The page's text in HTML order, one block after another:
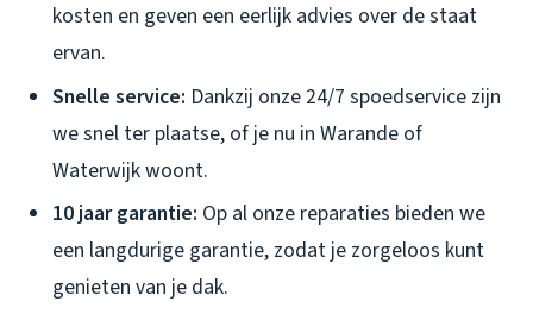
kosten en geven een eerlijk advies over de staat
ervan.
Snelle service: Dankzij onze 24/7 spoedservice zijn
we snel ter plaatse, of je nu in Warande of
Waterwijk woont.
10 jaar garantie: Op al onze reparaties bieden we
een langdurige garantie, zodat je zorgeloos kunt
genieten van je dak.